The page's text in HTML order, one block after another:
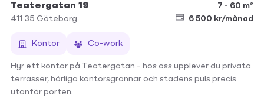
Teatergatan 19
7 - 60 m²
411 35 Göteborg 6 500 kr/månad
Kontor Co-work
Hyr ett kontor på Teatergatan – hos oss upplever du privata
terrasser, härliga kontorsgrannar och stadens puls precis
utanför porten.